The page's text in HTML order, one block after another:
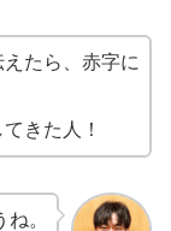
たら、赤字に
きた人！
。